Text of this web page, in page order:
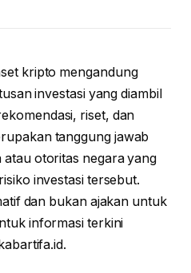
kripto mengandung
investasi yang diambil
riset, dan
tanggung jawab
atau otoritas negara yang
investasi tersebut.
dan bukan ajakan untuk
informasi terkini